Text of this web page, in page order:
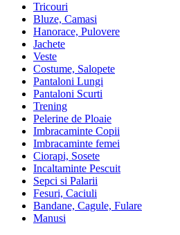
Tricouri
Bluze, Camasi
Hanorace, Pulovere
Jachete
Veste
Costume, Salopete
Pantaloni Lungi
Pantaloni Scurti
Trening
Pelerine de Ploaie
Imbracaminte Copii
Imbracaminte femei
Ciorapi, Sosete
Incaltaminte Pescuit
Sepci si Palarii
Fesuri, Caciuli
Bandane, Cagule, Fulare
Manusi